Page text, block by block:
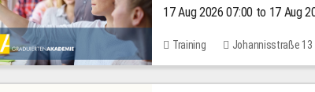
17 Aug 2026 07:00 to 17 Aug
Training Johannisstraße 13
10.00 EUR